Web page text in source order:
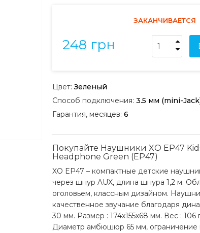
ЗАКАНЧИВАЕТСЯ
248 грн
Цвет: Зеленый
Способ подключения: 3.5 мм (mini-
Гарантия, месяцев: 6
Покупайте Наушники XO EP47
Headphone Green (EP47)
XO EP47 – компактные детские
через шнур AUX, длина шнура 1,2 м.
оголовьем, классным дизайном.
качественное звучание благодаря
30 мм. Размер : 174х155х68 мм. Вес : 106
Диаметр амбюшюр 65 мм, ограничение